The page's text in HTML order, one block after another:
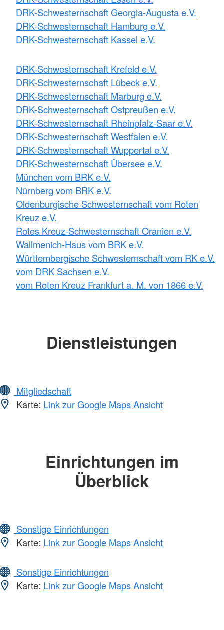
DRK-Schwesternschaft Georgia-Augusta e.V.
DRK-Schwesternschaft Hamburg e.V.
DRK-Schwesternschaft Kassel e.V.
DRK-Schwesternschaft Krefeld e.V.
DRK-Schwesternschaft Lübeck e.V.
DRK-Schwesternschaft Marburg e.V.
DRK-Schwesternschaft Ostpreußen e.V.
DRK-Schwesternschaft Rheinpfalz-Saar e.V.
DRK-Schwesternschaft Westfalen e.V.
DRK-Schwesternschaft Wuppertal e.V.
DRK-Schwesternschaft Übersee e.V.
München vom BRK e.V.
Nürnberg vom BRK e.V.
Oldenburgische Schwesternschaft vom Roten
Kreuz e.V.
Rotes Kreuz-Schwesternschaft Oranien e.V.
Wallmenich-Haus vom BRK e.V.
Württembergische Schwesternschaft vom RK e.V.
vom DRK Sachsen e.V.
vom Roten Kreuz Frankfurt a. M. von 1866 e.V.
Dienstleistungen
Mitgliedschaft
Karte: Link zur Google Maps Ansicht
Einrichtungen im
Überblick
Sonstige Einrichtungen
Karte: Link zur Google Maps Ansicht
Sonstige Einrichtungen
Karte: Link zur Google Maps Ansicht